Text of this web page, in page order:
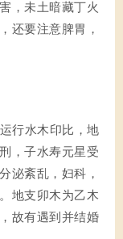
，未土暗藏丁火
还要注意脾胃，
行水木印比，地
，子水寿元星受
泌紊乱，妇科，
地支卯木为乙木
故有遇到并结婚